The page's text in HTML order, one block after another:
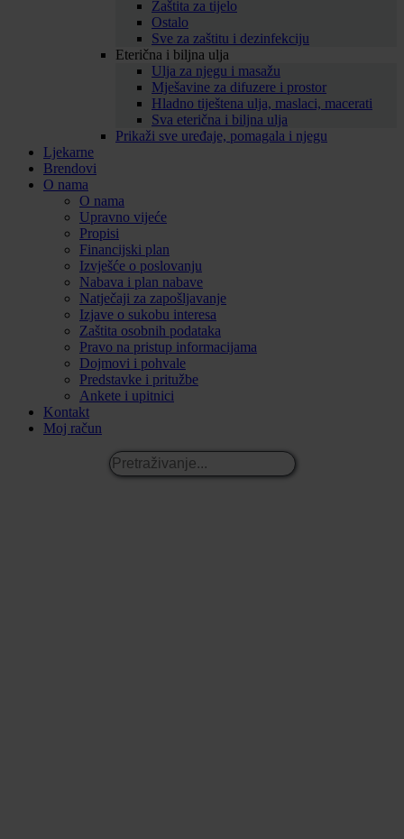
Zaštita za tijelo
Ostalo
Sve za zaštitu i dezinfekciju
Eterična i biljna ulja
Ulja za njegu i masažu
Mješavine za difuzere i prostor
Hladno tiještena ulja, maslaci, macerati
Sva eterična i biljna ulja
Prikaži sve uređaje, pomagala i njegu
Ljekarne
Brendovi
O nama
O nama
Upravno vijeće
Propisi
Financijski plan
Izvješće o poslovanju
Nabava i plan nabave
Natječaji za zapošljavanje
Izjave o sukobu interesa
Zaštita osobnih podataka
Pravo na pristup informacijama
Dojmovi i pohvale
Predstavke i pritužbe
Ankete i upitnici
Kontakt
Moj račun
Pretraživanje...